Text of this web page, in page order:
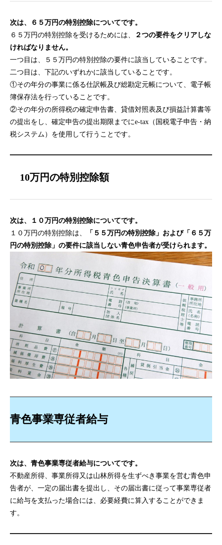
次は、６５万円の特別控除についてです。
６５万円の特別控除を受けるためには、
２つの要件をクリアしな
ければなりません。
一つ目は、５５万円の特別控除の要件に該当していることです。
二つ目は、下記のいずれかに該当していることです。
①その年分の事業に係る仕訳帳及び総勘定元帳について、電子帳
簿保存法を行っていることです。
②その年分の所得税の確定申告書、貸借対照表及び損益計算書等
の提出をし、確定申告の提出期限までにe-tax（国税電子申告・納
税システム）を使用して行うことです。
10万円の特別控除額
次は、１０万円の特別控除についてです。
１０万円の特別控除は、
「５５万円の特別控除」および「６５万
円の特別控除」の要件に該当しない青色申告者が受けられます。
青色事業専従者給与
次は、青色事業専従者給与についてです。
不動産所得、事業所得又は山林所得を生ずべき事業を営む青色申
告者が、一定の届出書を提出し、その届出書に従って事業専従者
に給与を支払った場合には、必要経費に算入することができま
す。